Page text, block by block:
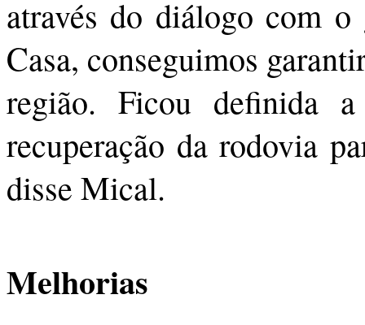
através do diálogo com o
Casa, conseguimos
região. Ficou definida
recuperação da rodovia
disse Mical.
Melhorias